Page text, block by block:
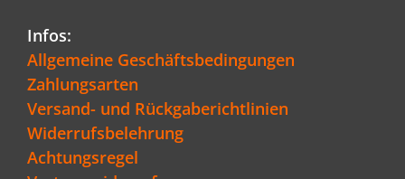
Infos:
Allgemeine Geschäftsbedingungen
Zahlungsarten
Versand- und Rückgaberichtlinien
Widerrufsbelehrung
Achtungsregel